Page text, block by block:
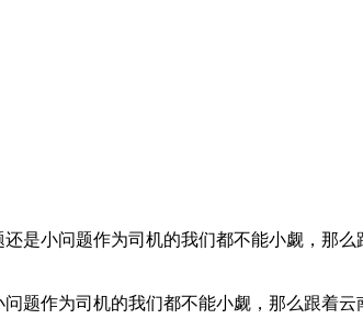
是小问题作为司机的我们都不能小觑，那
作为司机的我们都不能小觑，那么跟着